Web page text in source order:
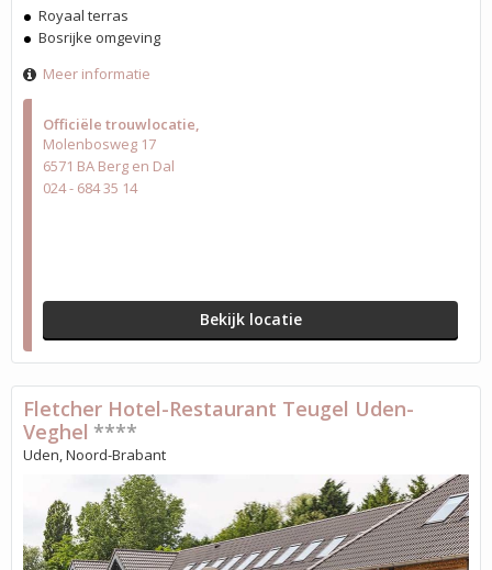
Officiële trouwlocatie
Molenbosweg 17
6571 BA Berg en Dal
024 - 684 35 14
Bekijk locatie
Royaal terras
Bosrijke omgeving
Meer informatie
Fletcher Hotel-Restaurant Teugel Uden-
Veghel ****
Uden, Noord-Brabant